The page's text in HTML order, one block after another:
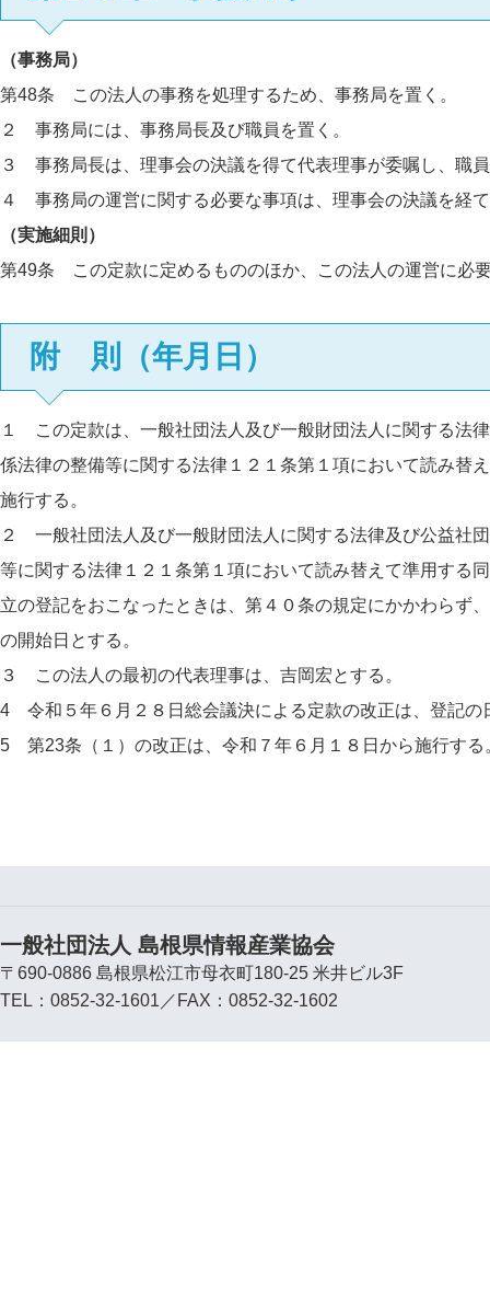
（事務局）
第48条 この法人の事務を処理するため、事務局を置く。
２ 事務局には、事務局長及び職員を置く。
３ 事務局長は、理事会の決議を得て代表理事が委嘱し、職
４ 事務局の運営に関する必要な事項は、理事会の決議を経
（実施細則）
第49条 この定款に定めるもののほか、この法人の運営に必
附 則（年月日）
１ この定款は、一般社団法人及び一般財団法人に関する法
係法律の整備等に関する法律１２１条第１項において読み替
施行する。
２ 一般社団法人及び一般財団法人に関する法律及び公益社
等に関する法律１２１条第１項において読み替えて準用する
立の登記をおこなったときは、第４０条の規定にかかわらず
の開始日とする。
３ この法人の最初の代表理事は、吉岡宏とする。
4 令和５年６月２８日総会議決による定款の改正は、登記の
5 第23条（１）の改正は、令和７年６月１８日から施行する
一般社団法人 島根県情報産業協会
〒690-0886 島根県松江市母衣町180-25 米井ビル3F
TEL：0852-32-1601／FAX：0852-32-1602